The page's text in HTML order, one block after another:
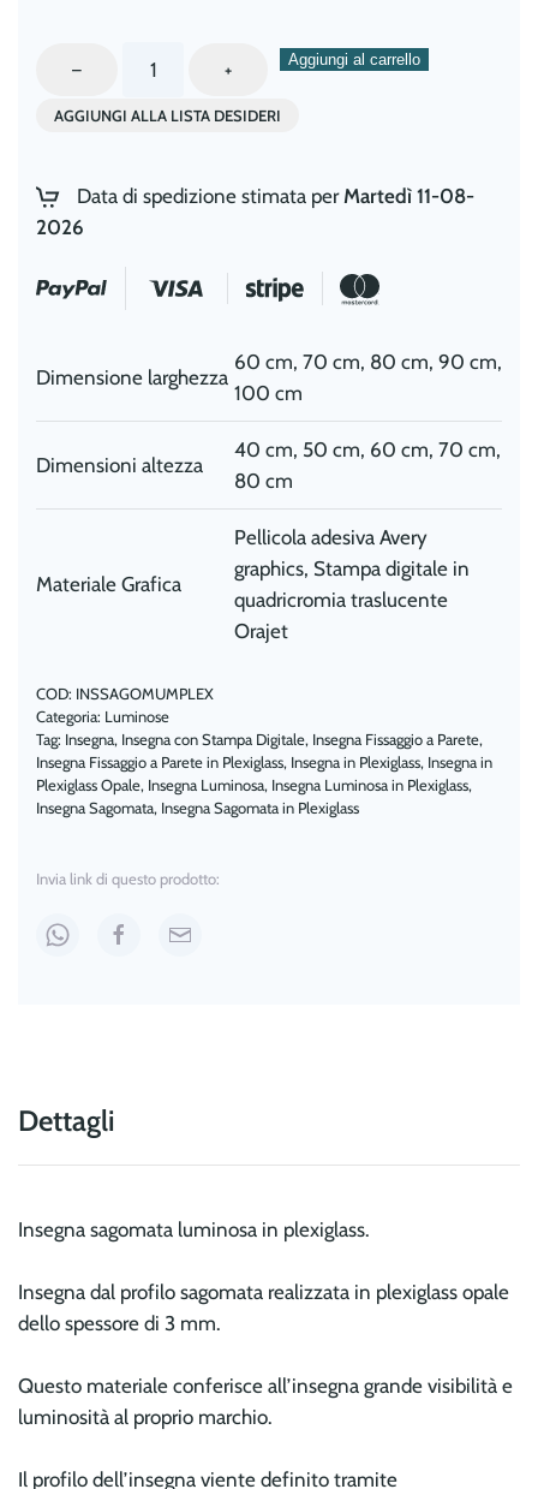
–
Luminosa
quantità
+ Aggiungi al carrello
AGGIUNGI ALLA LISTA DESIDERI
Data di spedizione stimata per Martedì 11-08-
2026
Dimensione larghezza
60 cm, 70 cm, 80 cm, 90 cm,
100 cm
Dimensioni altezza
40 cm, 50 cm, 60 cm, 70 cm,
80 cm
Materiale Grafica
Pellicola adesiva Avery
graphics, Stampa digitale in
quadricromia traslucente
Orajet
COD: INSSAGOMUMPLEX
Categoria: Luminose
Tag: Insegna, Insegna con Stampa Digitale, Insegna Fissaggio a Parete,
Insegna Fissaggio a Parete in Plexiglass, Insegna in Plexiglass, Insegna in
Plexiglass Opale, Insegna Luminosa, Insegna Luminosa in Plexiglass,
Insegna Sagomata, Insegna Sagomata in Plexiglass
Invia link di questo prodotto:
Dettagli
Insegna sagomata luminosa in plexiglass.
Insegna dal profilo sagomata realizzata in plexiglass opale
dello spessore di 3 mm.
Questo materiale conferisce all’insegna grande visibilità e
luminosità al proprio marchio.
Il profilo dell’insegna viente definito tramite